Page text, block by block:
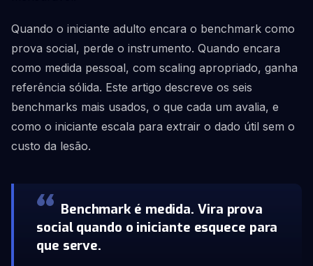
Quando o iniciante adulto encara o benchmark como
prova social, perde o instrumento. Quando encara
como medida pessoal, com scaling apropriado, ganha
referência sólida. Este artigo descreve os seis
benchmarks mais usados, o que cada um avalia, e
como o iniciante escala para extrair o dado útil sem o
custo da lesão.
Benchmark é medida. Vira prova
social quando o iniciante esquece para
que serve.